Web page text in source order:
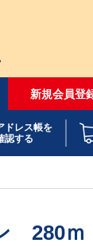
新規会員登
ドレス帳を
認する
280ｍ